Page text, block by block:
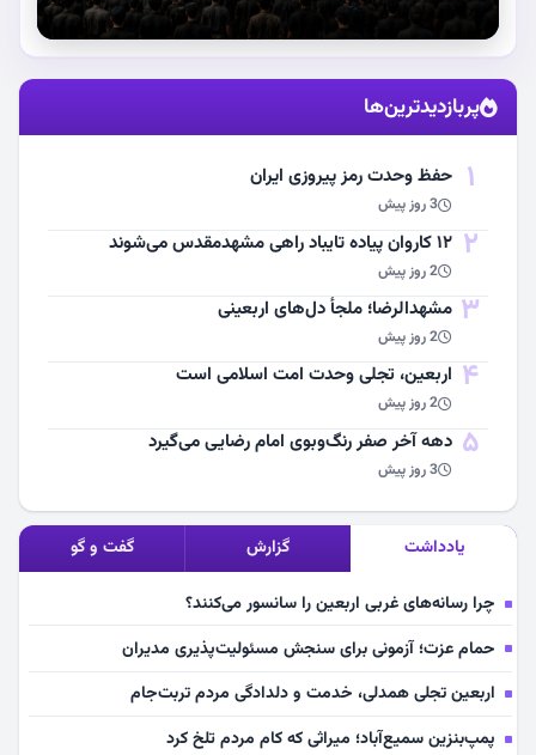
استقبال از آقای شهید ایران
مشاهده اخبار
پربازدیدترین‌ها
1 حفظ وحدت رمز پیروزی ایران
3 روز پیش
2 ۱۲ کاروان پیاده تایباد راهی مشهدمقدس می‌شوند
2 روز پیش
3 مشهد‌الرضا؛ ملجأ دل‌های اربعینی
2 روز پیش
4 اربعین، تجلی وحدت امت اسلامی است
2 روز پیش
5 دهه آخر صفر رنگ‌وبوی امام رضایی می‌گیرد
3 روز پیش
یادداشت گزارش گفت و گو
چرا رسانه‌های غربی اربعین را سانسور می‌کنند؟
حمام عزت؛ آزمونی برای سنجش مسئولیت‌پذیری مدیران
اربعین تجلی همدلی، خدمت و دلدادگی مردم تربت‌جام
پمپ‌بنزین سمیع‌آباد؛ میراثی که کام مردم تلخ کرد